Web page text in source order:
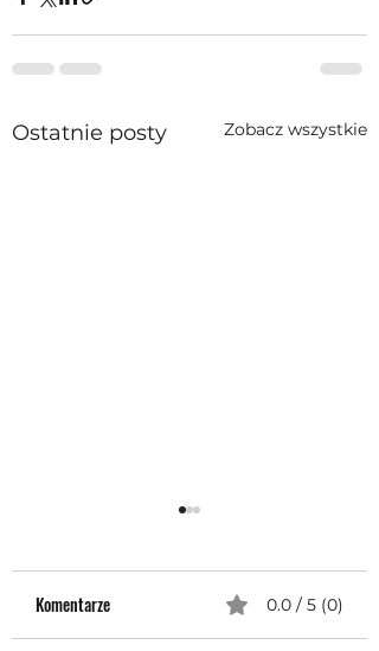
Ostatnie posty Zobacz wszystkie
Komentarze 0.0 / 5 (0)